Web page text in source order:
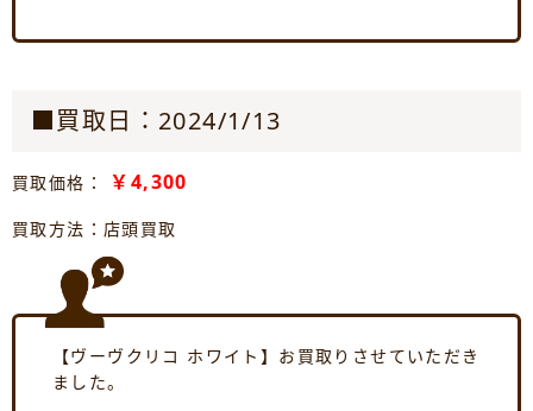
■買取日：2024/1/13
買取価格： ￥4,300
買取方法：店頭買取
【ヴーヴクリコ ホワイト】お買取りさせていただき
ました。